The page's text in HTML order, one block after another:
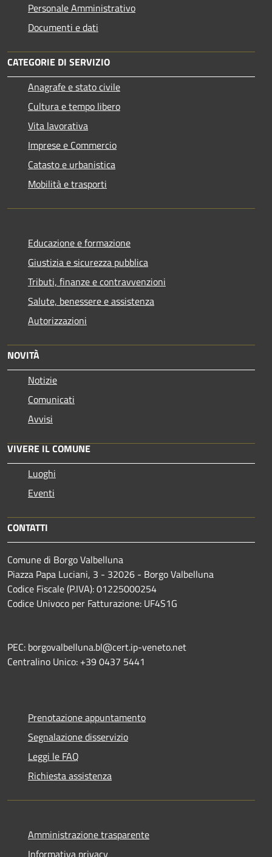
Personale Amministrativo
Documenti e dati
CATEGORIE DI SERVIZIO
Anagrafe e stato civile
Cultura e tempo libero
Vita lavorativa
Imprese e Commercio
Catasto e urbanistica
Mobilità e trasporti
Educazione e formazione
Giustizia e sicurezza pubblica
Tributi, finanze e contravvenzioni
Salute, benessere e assistenza
Autorizzazioni
NOVITÀ
Notizie
Comunicati
Avvisi
VIVERE IL COMUNE
Luoghi
Eventi
CONTATTI
Comune di Borgo Valbelluna
Piazza Papa Luciani, 3 - 32026 - Borgo Valbelluna
Codice Fiscale (P.IVA): 01225000254
Codice Univoco per Fatturazione: UF4S1G
PEC: borgovalbelluna.bl@cert.ip-veneto.net
Centralino Unico: +39 0437 5441
Prenotazione appuntamento
Segnalazione disservizio
Leggi le FAQ
Richiesta assistenza
Amministrazione trasparente
Informativa privacy